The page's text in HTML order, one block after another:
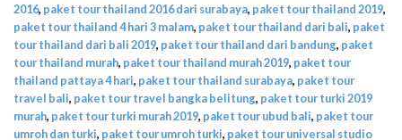
2016, paket tour thailand 2016 dari surabaya, paket tour thailand 2019,
paket tour thailand 4 hari 3 malam, paket tour thailand dari bali, paket
tour thailand dari bali 2019, paket tour thailand dari bandung, paket
tour thailand murah, paket tour thailand murah 2019, paket tour
thailand pattaya 4 hari, paket tour thailand surabaya, paket tour
travel bali, paket tour travel bangka belitung, paket tour turki 2019
murah, paket tour turki murah 2019, paket tour ubud bali, paket tour
umroh dan turki, paket tour umroh turki, paket tour universal studio